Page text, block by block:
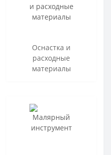
Оснастка и
расходные
материалы